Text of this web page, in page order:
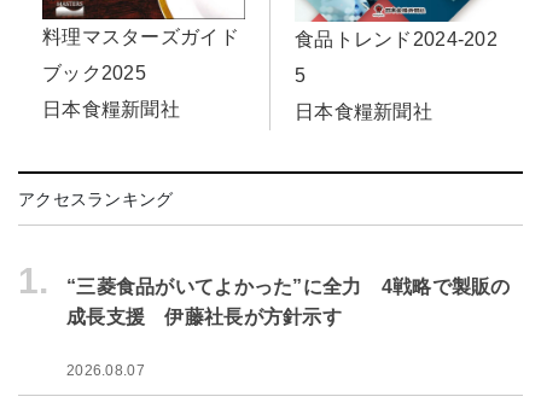
料理マスターズガイド
ブック2025
日本食糧新聞社
食品トレンド2024-202
5
日本食糧新聞社
アクセスランキング
1.
“三菱食品がいてよかった”に全力 4戦略で製販の
成長支援 伊藤社長が方針示す
2026.08.07